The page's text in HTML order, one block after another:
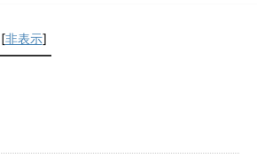
[非表示]